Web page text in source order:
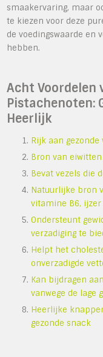
smaakervaring, maar
te kiezen voor deze
de voedingswaarde en
hebben.
Acht Voordelen
Pistachenoten:
Heerlijk
Rijk aan
Bron van
Bevat vezels die
Natuurlijke bron
vitamine B6,
Ondersteunt
verzadiging te
Helpt het
onverzadigde
Kan bijdragen
vanwege de lage
Heerlijke
gezonde snack